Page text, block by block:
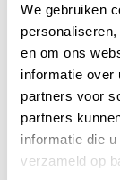
We gebruiken
en om ons
informatie over
partners voor
partners
informatie die
verzameld op